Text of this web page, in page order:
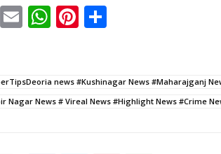
T
w
E
m
l
W
h
ts
A
Pi
nt
e
st
e
news #Kushinagar News #Maharajganj
Nagar News # Vireal News #Highlight News #Crime